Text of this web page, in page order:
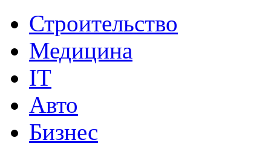
Строительство
Медицина
IT
Авто
Бизнес